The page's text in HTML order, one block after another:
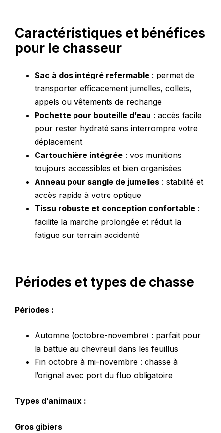
Caractéristiques et bénéfices
pour le chasseur
Sac à dos intégré refermable : permet de
transporter efficacement jumelles, collets,
appels ou vêtements de rechange
Pochette pour bouteille d’eau : accès facile
pour rester hydraté sans interrompre votre
déplacement
Cartouchière intégrée : vos munitions
toujours accessibles et bien organisées
Anneau pour sangle de jumelles : stabilité et
accès rapide à votre optique
Tissu robuste et conception confortable :
facilite la marche prolongée et réduit la
fatigue sur terrain accidenté
Périodes et types de chasse
Périodes :
Automne (octobre-novembre) : parfait pour
la battue au chevreuil dans les feuillus
Fin octobre à mi-novembre : chasse à
l’orignal avec port du fluo obligatoire
Types d’animaux :
Gros gibiers